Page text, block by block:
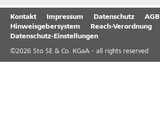
Kontakt Impressum Datenschutz
AGB
Hinweisgebersystem
Reach-Verordnung
Datenschutz-Einstellungen
©2026 Sto SE & Co. KGaA - all rights reserved